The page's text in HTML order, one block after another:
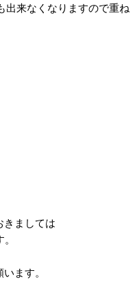
出来なくなりますので重ね
きましては
ます。